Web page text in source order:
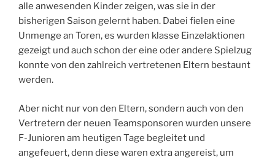
alle anwesenden Kinder zeigen, was sie in der
bisherigen Saison gelernt haben. Dabei fielen eine
Unmenge an Toren, es wurden klasse Einzelaktionen
gezeigt und auch schon der eine oder andere Spielzug
konnte von den zahlreich vertretenen Eltern bestaunt
werden.
Aber nicht nur von den Eltern, sondern auch von den
Vertretern der neuen Teamsponsoren wurden unsere
F-Junioren am heutigen Tage begleitet und
angefeuert, denn diese waren extra angereist, um